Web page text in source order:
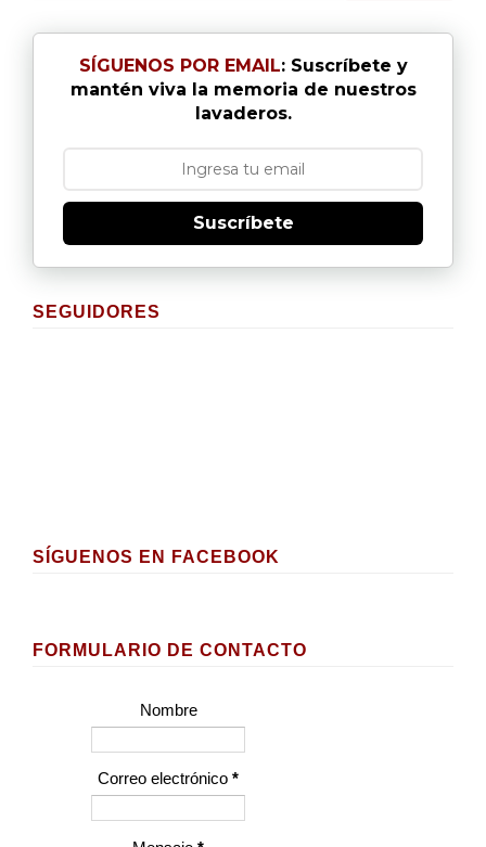
SÍGUENOS POR EMAIL: Suscríbete y
mantén viva la memoria de nuestros
lavaderos.
Suscríbete
SEGUIDORES
SÍGUENOS EN FACEBOOK
FORMULARIO DE CONTACTO
Nombre
Correo electrónico *